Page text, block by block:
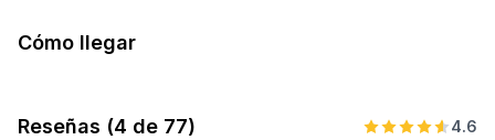
Cómo llegar
Reseñas (4 de 77) 4.6